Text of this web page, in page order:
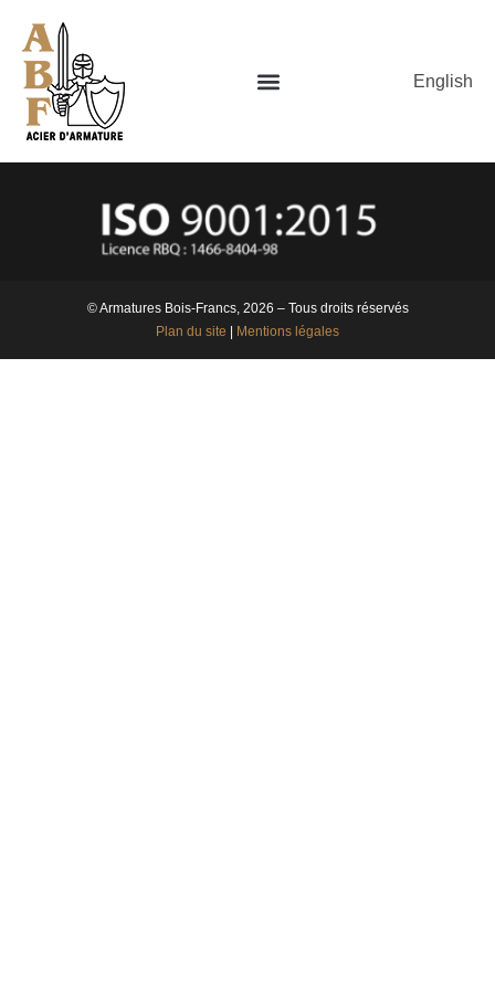
English
© Armatures Bois-Francs, 2026 – Tous droits réservés
Plan du site
Mentions légales